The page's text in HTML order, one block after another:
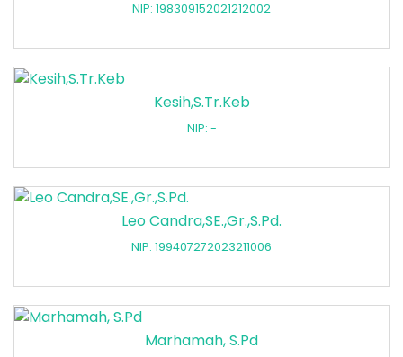
NIP: 198309152021212002
Kesih,S.Tr.Keb
NIP: -
Leo Candra,SE.,Gr.,S.Pd.
NIP: 199407272023211006
Marhamah, S.Pd